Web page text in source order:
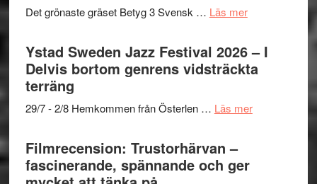
Det grönaste gräset Betyg 3 Svensk … Läs merom
Filmrecension:
Det
grönaste
gräset
en
hjärtevarm
Ystad Sweden Jazz Festival 2026 – I
Delvis bortom genrens vidsträckta
terräng
29/7 - 2/8 Hemkommen från Österlen … Läs merom
Filmrecension: Trustorhärvan –
fascinerande, spännande och ger